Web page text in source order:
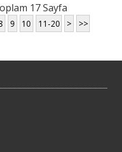
17 Sayfa
9 10 11-20 > >>